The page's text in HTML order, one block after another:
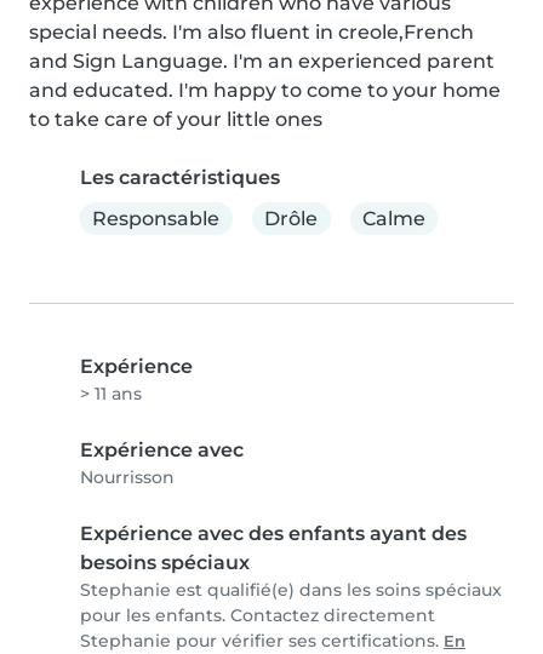
special needs. I'm also fluent in creole,French
and Sign Language. I'm an experienced parent
and educated. I'm happy to come to your home
to take care of your little ones
Les caractéristiques
Responsable
Drôle Calme
Expérience
> 11 ans
Expérience avec
Nourrisson
Expérience avec des enfants ayant des
besoins spéciaux
Stephanie est qualifié(e) dans les soins spéciaux
pour les enfants. Contactez directement
Stephanie pour vérifier ses certifications. En